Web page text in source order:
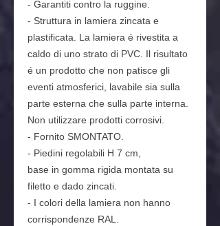
- Garantiti contro la ruggine.
- Struttura in lamiera zincata e
plastificata. La lamiera é rivestita a
caldo di uno strato di PVC. Il risultato
é un prodotto che non patisce gli
eventi atmosferici, lavabile sia sulla
parte esterna che sulla parte interna.
Non utilizzare prodotti corrosivi.
- Fornito SMONTATO.
- Piedini regolabili H 7 cm,
base in gomma rigida montata su
filetto e dado zincati.
- I colori della lamiera non hanno
corrispondenze RAL.